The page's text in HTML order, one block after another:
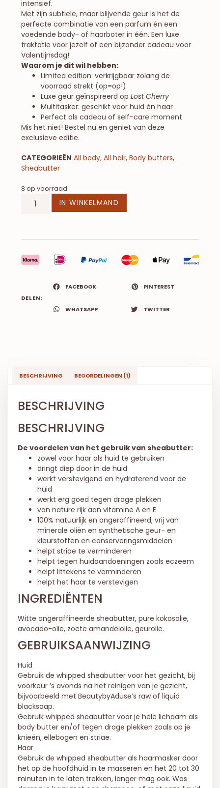
intensief.
Met zijn subtiele, maar blijvende geur is het de
perfecte combinatie van een parfum én een
voedende body- of haarboter in één. Een luxe
traktatie voor jezelf of een bijzonder cadeau voor
Valentijnsdag!
Waarom je dit wil hebben:
Limited edition: verkrijgbaar zolang de
voorraad strekt (op=op!)
Luxe geur geïnspireerd op Lost Cherry
Multitasker: geschikt voor huid én haar
Perfect als cadeau of self-care moment
Mis het niet! Bestel nu en geniet van deze
exclusieve editie.
CATEGORIEËN All body, All hair, Body butters,
Sheabutter
8 op voorraad
IN WINKELMAND
DELEN:
FACEBOOK PINTEREST
WHATSAPP TWITTER
BESCHRIJVING BEOORDELINGEN (1)
BESCHRIJVING
BESCHRIJVING
De voordelen van het gebruik van sheabutter:
zowel voor haar als huid te gebruiken
dringt diep door in de huid
werkt verstevigend en hydraterend voor de
huid
werkt erg goed tegen droge plekken
van nature rijk aan vitamine A en E
100% natuurlijk en ongeraffineerd, vrij van
minerale oliën en synthetische geur- en
kleurstoffen en conserveringsmiddelen
helpt striae te verminderen
helpt tegen huidaandoeningen zoals eczeem
helpt littekens te verminderen
helpt het haar te verstevigen
INGREDIËNTEN
Witte ongeraffineerde sheabutter, pure kokosolie,
avocado-olie, zoete amandelolie, geurolie.
GEBRUIKSAANWIJZING
Huid
Gebruik de whipped sheabutter voor het gezicht, bij
voorkeur ’s avonds na het reinigen van je gezicht,
bijvoorbeeld met BeautybyAduse’s raw of liquid
blacksoap.
Gebruik whipped sheabutter voor je hele lichaam als
body butter en/of tegen droge plekken zoals op je
knieën, ellebogen en striae.
Haar
Gebruik de whipped sheabutter als haarmasker door
het op de hoofdhuid in te masseren en het 20 tot 30
minuten in te laten trekken, langer mag ook. Was